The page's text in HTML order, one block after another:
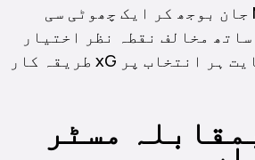
ہے۔ MrPredictions جان بوجھ کر ایک چھوٹی سی
مخالف نقطہ نظر اختیار
کرتا ہے جس کی حمایت ہر انتخاب پر xG طریقہ کار
180 بمقابلہ مسٹر